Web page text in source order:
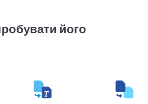
його